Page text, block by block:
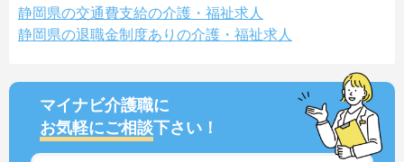
静岡県の交通費支給の介護・福祉求人
静岡県の退職金制度ありの介護・福祉求人
マイナビ介護職に
お気軽にご相談下さい！